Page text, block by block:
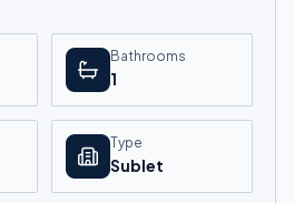
Bathrooms
1
Type
Sublet